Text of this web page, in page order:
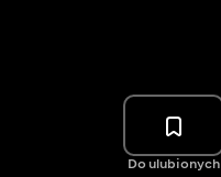
Do ulubionych